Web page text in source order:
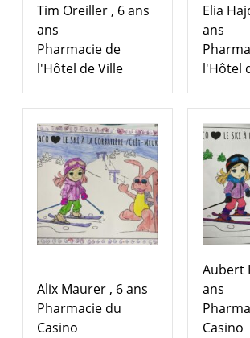
Tim Oreiller , 6 ans
ans
Pharmacie de
l'Hôtel de Ville
Elia
ans
l'Hôtel
Alix Maurer , 6 ans
Pharmacie du
Casino
Aubert
ans
Casino